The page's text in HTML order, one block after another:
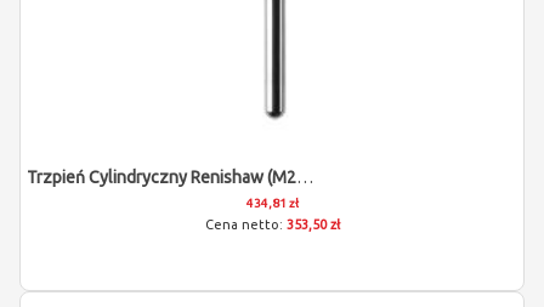
Trzpień Cylindryczny Renishaw (M2/L40/D2)
434,81 zł
353,50 zł